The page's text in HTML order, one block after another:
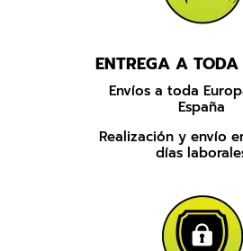
ENTREGA A TODA
Envíos a toda
España
Realización y envío
días